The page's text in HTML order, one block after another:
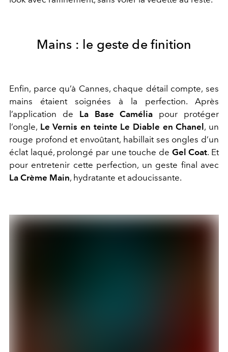
Mains : le geste de finition
Enfin, parce qu’à Cannes, chaque détail compte, ses
mains étaient soignées à la perfection. Après
l’application de La Base Camélia pour protéger
l’ongle, Le Vernis en teinte Le Diable en Chanel , un
rouge profond et envoûtant, habillait ses ongles d’un
éclat laqué, prolongé par une touche de Gel Coat. Et
pour entretenir cette perfection, un geste final avec
La Crème Main, hydratante et adoucissante.